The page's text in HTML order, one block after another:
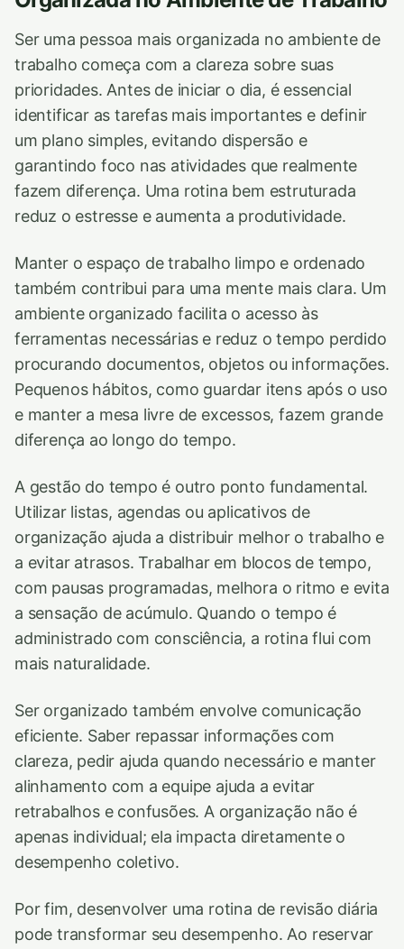
Ser uma pessoa mais organizada no ambiente de
trabalho começa com a clareza sobre suas
prioridades. Antes de iniciar o dia, é essencial
identificar as tarefas mais importantes e definir
um plano simples, evitando dispersão e
garantindo foco nas atividades que realmente
fazem diferença. Uma rotina bem estruturada
reduz o estresse e aumenta a produtividade.
Manter o espaço de trabalho limpo e ordenado
também contribui para uma mente mais clara. Um
ambiente organizado facilita o acesso às
ferramentas necessárias e reduz o tempo perdido
procurando documentos, objetos ou informações.
Pequenos hábitos, como guardar itens após o uso
e manter a mesa livre de excessos, fazem grande
diferença ao longo do tempo.
A gestão do tempo é outro ponto fundamental.
Utilizar listas, agendas ou aplicativos de
organização ajuda a distribuir melhor o trabalho e
a evitar atrasos. Trabalhar em blocos de tempo,
com pausas programadas, melhora o ritmo e evita
a sensação de acúmulo. Quando o tempo é
administrado com consciência, a rotina flui com
mais naturalidade.
Ser organizado também envolve comunicação
eficiente. Saber repassar informações com
clareza, pedir ajuda quando necessário e manter
alinhamento com a equipe ajuda a evitar
retrabalhos e confusões. A organização não é
apenas individual; ela impacta diretamente o
desempenho coletivo.
Por fim, desenvolver uma rotina de revisão diária
pode transformar seu desempenho. Ao reservar